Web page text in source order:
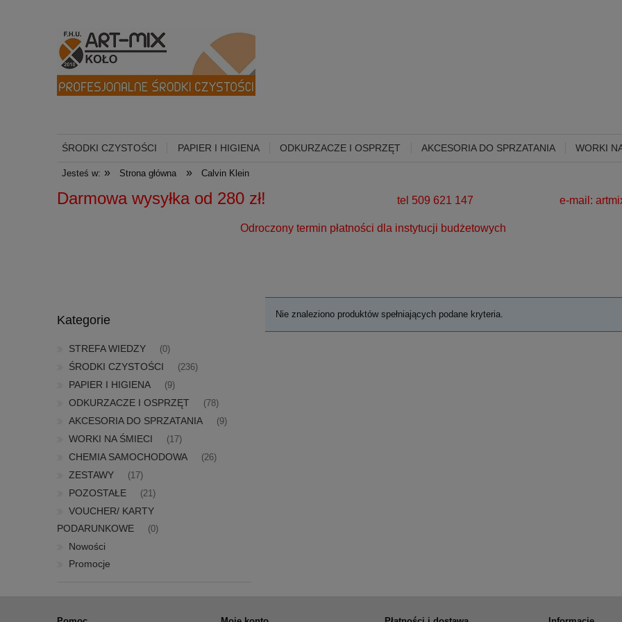
ŚRODKI CZYSTOŚCI PAPIER I HIGIENA ODKURZACZE I OSPRZĘT AKCESORIA DO SPRZATANIA WORKI
Jesteś w: » Strona główna » Calvin Klein
Darmowa wysyłka od 280 zł! tel 509 621 147 e-mail:
Odroczony termin płatności dla instytucji budżetowych
Kategorie
STREFA WIEDZY (0)
ŚRODKI CZYSTOŚCI (236)
PAPIER I HIGIENA (9)
ODKURZACZE I OSPRZĘT (78)
AKCESORIA DO SPRZATANIA (9)
WORKI NA ŚMIECI (17)
CHEMIA SAMOCHODOWA (26)
ZESTAWY (17)
POZOSTAŁE (21)
VOUCHER/ KARTY
PODARUNKOWE
(0)
Nowości
Promocje
Nie znaleziono produktów spełniających podane kryteria.